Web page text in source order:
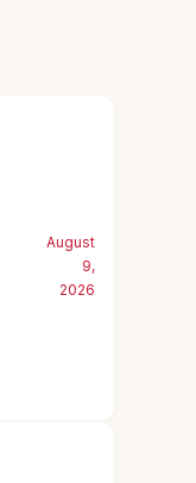
August
9,
2026